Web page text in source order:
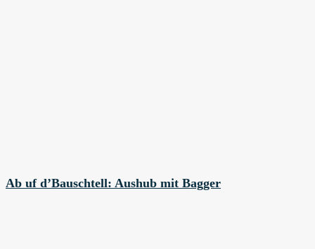
Ab uf d’Bauschtell: Aushub mit Bagger